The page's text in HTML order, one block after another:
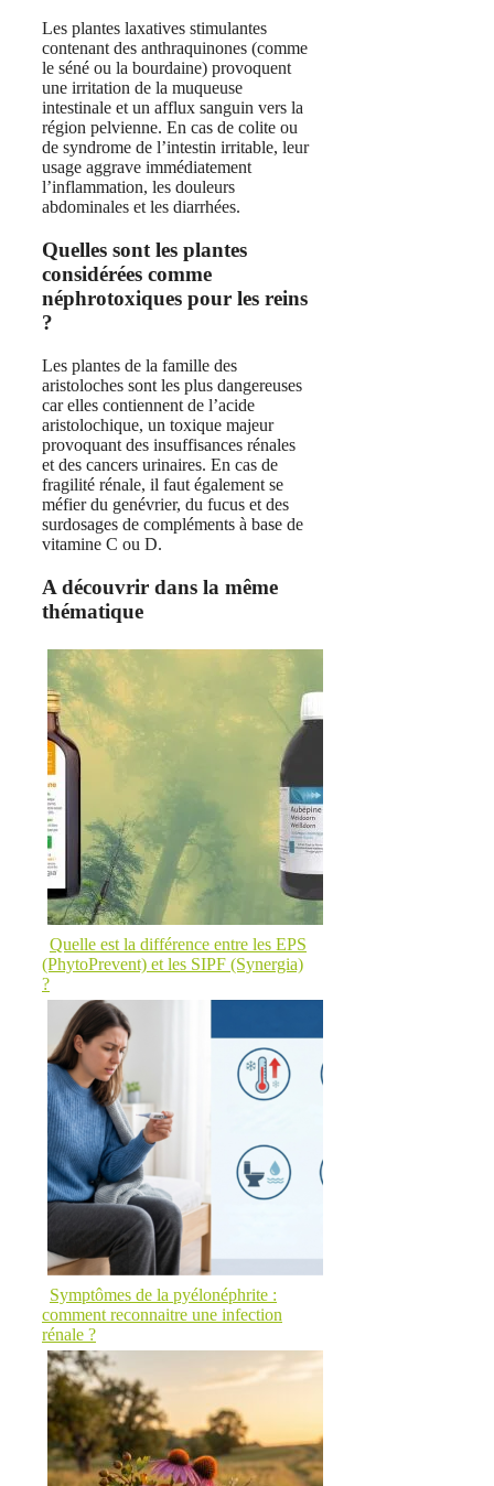
Les plantes laxatives stimulantes
contenant des anthraquinones (comme
le séné ou la bourdaine) provoquent
une irritation de la muqueuse
intestinale et un afflux sanguin vers la
région pelvienne. En cas de colite ou
de syndrome de l’intestin irritable, leur
usage aggrave immédiatement
l’inflammation, les douleurs
abdominales et les diarrhées.
Quelles sont les plantes
considérées comme
néphrotoxiques pour les reins
?
Les plantes de la famille des
aristoloches sont les plus dangereuses
car elles contiennent de l’acide
aristolochique, un toxique majeur
provoquant des insuffisances rénales
et des cancers urinaires. En cas de
fragilité rénale, il faut également se
méfier du genévrier, du fucus et des
surdosages de compléments à base de
vitamine C ou D.
A découvrir dans la même
thématique
Quelle est la différence entre les EPS
(PhytoPrevent) et les SIPF (Synergia)
?
Symptômes de la pyélonéphrite :
comment reconnaitre une infection
rénale ?